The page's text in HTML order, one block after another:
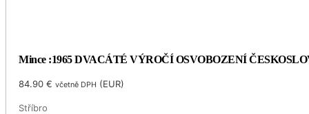
Mince :1965 DVACÁTÉ VÝROČÍ OSVOBOZENÍ
84.90€ včetně DPH (EUR)
Stříbro